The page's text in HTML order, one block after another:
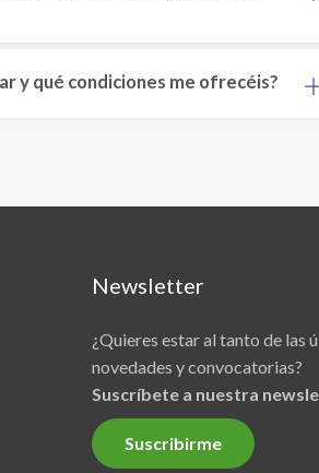
y qué condiciones me ofrecéis?
Newsletter
¿Quieres estar al tanto de las
novedades y convocatorias?
Suscríbete a nuestra
Suscribirme